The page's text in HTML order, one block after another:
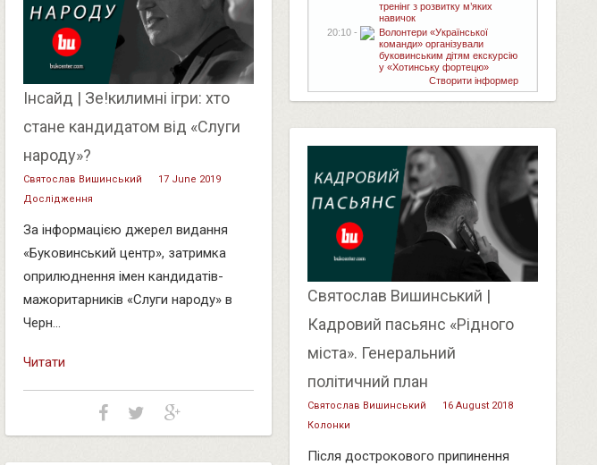
тренінг з розвитку м’яких
навичок
20:10 -
Волонтери «Української
команди» організували
буковинським дітям екскурсію
у «Хотинську фортецю»
Створити інформер
Інсайд | Зе!килимні ігри: хто
стане кандидатом від «Слуги
народу»?
Святослав Вишинський
17 June 2019
Дослідження
За інформацією джерел видання
«Буковинський центр», затримка
оприлюднення імен кандидатів-
мажоритарників «Слуги народу» в
Черн...
Читати
Святослав Вишинський |
Кадровий пасьянс «Рідного
міста». Генеральний
політичний план
Святослав Вишинський
16 August 2018
Колонки
Після дострокового припинення